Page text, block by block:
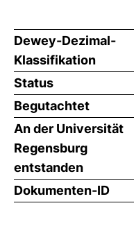
Dewey-Dezimal-
Klassifikation
Status
Begutachtet
An der Universität
Regensburg
entstanden
Dokumenten-ID